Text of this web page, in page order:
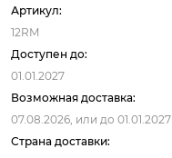
Артикул:
12RM
Доступен до:
01.01.2027
Возможная доставка:
07.08.2026, или до 01.01.2027
Страна доставки: